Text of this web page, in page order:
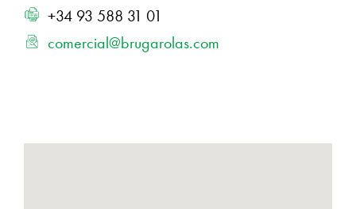
+34 93 588 31 01
comercial@brugarolas.com